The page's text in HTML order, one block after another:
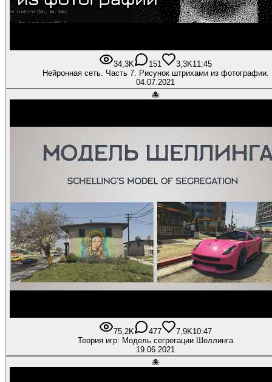
34,3K 151 3,3K11:45
Нейронная сеть. Часть 7. Рисунок штрихами из фотографии.
04.07.2021
🐙
75,2K 477 7,9K10:47
Теория игр: Модель сегрегации Шеллинга
19.06.2021
🐙